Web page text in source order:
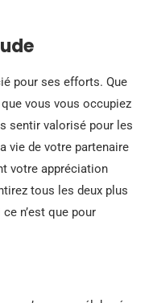
pour ses efforts. Que
vous vous occupiez
sentir valorisé pour les
vie de votre partenaire
votre appréciation
tous les deux plus
n’est que pour